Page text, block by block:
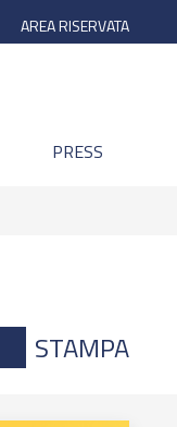
AREA RISERVATA
PRESS
STAMPA